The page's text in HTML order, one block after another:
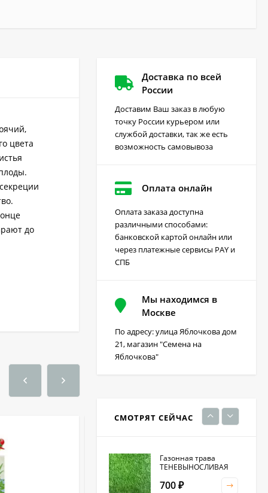
цвета
до
Доставка по всей
России
Доставим Ваш заказ в любую
точку России курьером или
службой доставки, так же есть
возможность самовывоза
Оплата онлайн
Оплата заказа доступна
различными способами:
банковской картой онлайн или
через платежные сервисы PAY и
СПБ
Мы находимся в
Москве
По адресу: улица Яблочкова дом
21, магазин "Семена на
Яблочкова"
СМОТРЯТ СЕЙЧАС
Грейдер от сорняков
(август) 10 мл
220₽
230
Газонная трава
ТЕНЕВЫНОСЛИВАЯ
700 ₽